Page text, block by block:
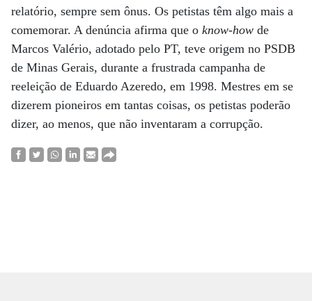
relatório, sempre sem ônus. Os petistas têm algo mais a
comemorar. A denúncia afirma que o know-how de
Marcos Valério, adotado pelo PT, teve origem no PSDB
de Minas Gerais, durante a frustrada campanha de
reeleição de Eduardo Azeredo, em 1998. Mestres em se
dizerem pioneiros em tantas coisas, os petistas poderão
dizer, ao menos, que não inventaram a corrupção.